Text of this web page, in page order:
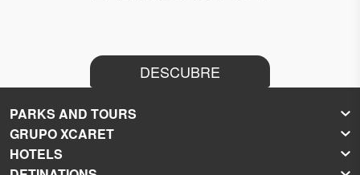
DESCUBRE
PARKS AND TOURS
Xcaret
Xel-Há
GRUPO XCARET
About Grupo Xcaret
HOTELS